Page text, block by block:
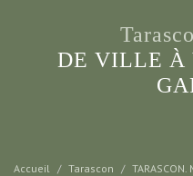
DE VILLE À
Accueil Tarascon